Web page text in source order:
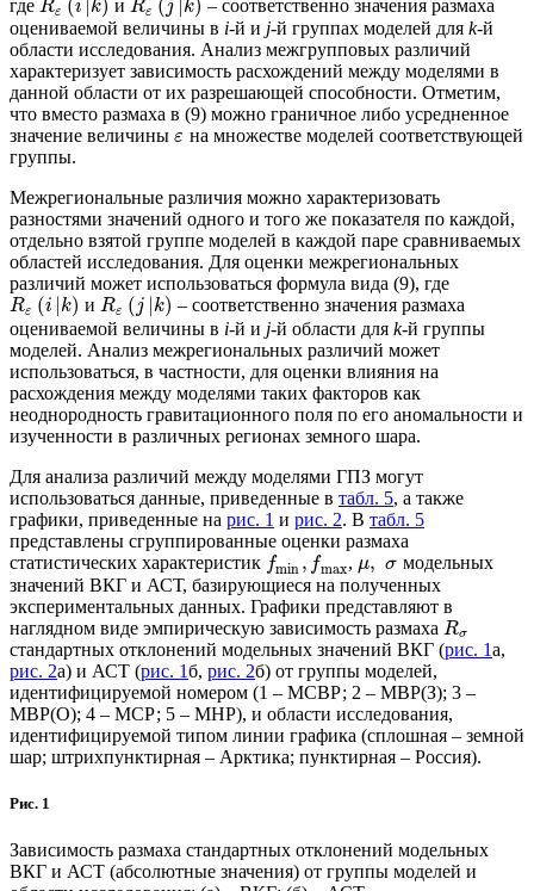
где Rε (i |k) и Rε (j k) – соответственно значения размаха
оцениваемой величины в i-й и j-й группах моделей для k-й
области исследования. Анализ межгрупповых различий
характеризует зависимость расхождений между моделями в
данной области от их разрешающей способности. Отметим,
что вместо размаха в (9) можно граничное либо усредненное
значение величины ε на множестве моделей соответствующей
группы.
Межрегиональные различия можно характеризовать
разностями значений одного и того же показателя по каждой,
отдельно взятой группе моделей в каждой паре сравниваемых
областей исследования. Для оценки межрегиональных
различий может использоваться формула вида (9), где
Rε (i |k) и Rε (j k) – соответственно значения размаха
оцениваемой величины в i-й и j-й области для k-й группы
моделей. Анализ межрегиональных различий может
использоваться, в частности, для оценки влияния на
расхождения между моделями таких факторов как
неоднородность гравитационного поля по его аномальности и
изученности в различных регионах земного шара.
Для анализа различий между моделями ГПЗ могут
использоваться данные, приведенные в табл. 5, а также
графики, приведенные на рис. 1 и рис. 2. В табл. 5
представлены сгруппированные оценки размаха
статистических характеристик fmin , fmax, μ, σ модельных
значений ВКГ и АСТ, базирующиеся на полученных
экспериментальных данных. Графики представляют в
наглядном виде эмпирическую зависимость размаха Rσ
стандартных отклонений модельных значений ВКГ (рис. 1а,
рис. 2а) и АСТ (рис. 1б, рис. 2б) от группы моделей,
идентифицируемой номером (1 – МСВР; 2 – МВР(З); 3 –
МВР(О); 4 – МСР; 5 – МНР), и области исследования,
идентифицируемой типом линии графика (сплошная – земной
шар; штрихпунктирная – Арктика; пунктирная – Россия).
Рис. 1
Зависимость размаха стандартных отклонений модельных
ВКГ и АСТ (абсолютные значения) от группы моделей и